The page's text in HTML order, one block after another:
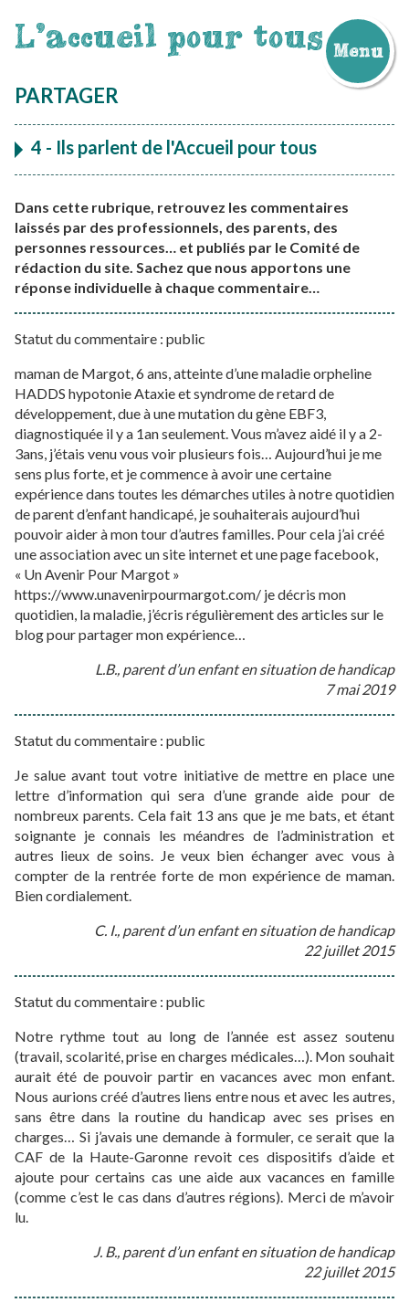
L'accueil pour tous Menu
au
PARTAGER
4 - Ils parlent de l'Accueil pour tous
Dans cette rubrique, retrouvez les commentaires
laissés par des professionnels, des parents, des
personnes ressources… et publiés par le Comité de
rédaction du site. Sachez que nous apportons une
réponse individuelle à chaque commentaire…
Statut du commentaire : public
maman de Margot, 6 ans, atteinte d’une maladie orpheline
HADDS hypotonie Ataxie et syndrome de retard de
développement, due à une mutation du gène EBF3,
diagnostiquée il y a 1an seulement. Vous m’avez aidé il y a 2-
3ans, j’étais venu vous voir plusieurs fois… Aujourd’hui je me
sens plus forte, et je commence à avoir une certaine
expérience dans toutes les démarches utiles à notre quotidien
de parent d’enfant handicapé, je souhaiterais aujourd’hui
pouvoir aider à mon tour d’autres familles. Pour cela j’ai créé
une association avec un site internet et une page facebook,
« Un Avenir Pour Margot »
https://www.unavenirpourmargot.com/ je décris mon
quotidien, la maladie, j’écris régulièrement des articles sur le
blog pour partager mon expérience…
L.B., parent d’un enfant en situation de handicap
7 mai 2019
Statut du commentaire : public
Je salue avant tout votre initiative de mettre en place une
lettre d’information qui sera d’une grande aide pour de
nombreux parents. Cela fait 13 ans que je me bats, et étant
soignante je connais les méandres de l’administration et
autres lieux de soins. Je veux bien échanger avec vous à
compter de la rentrée forte de mon expérience de maman.
Bien cordialement.
C. I., parent d’un enfant en situation de handicap
22 juillet 2015
Statut du commentaire : public
Notre rythme tout au long de l’année est assez soutenu
(travail, scolarité, prise en charges médicales…). Mon souhait
aurait été de pouvoir partir en vacances avec mon enfant.
Nous aurions créé d’autres liens entre nous et avec les autres,
sans être dans la routine du handicap avec ses prises en
charges… Si j’avais une demande à formuler, ce serait que la
CAF de la Haute-Garonne revoit ces dispositifs d’aide et
ajoute pour certains cas une aide aux vacances en famille
(comme c’est le cas dans d’autres régions). Merci de m’avoir
lu.
J. B., parent d’un enfant en situation de handicap
22 juillet 2015